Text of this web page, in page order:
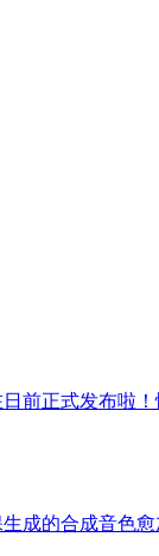
前正式发布啦
成的合成音色